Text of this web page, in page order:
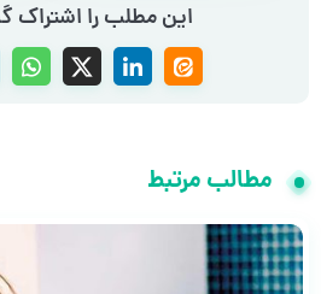
این مطلب را اشتراک
مطالب مرتبط